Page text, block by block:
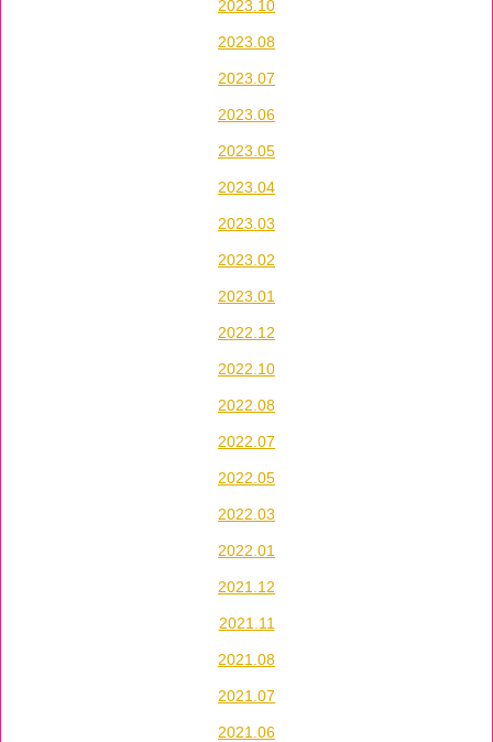
2023.10
2023.08
2023.07
2023.06
2023.05
2023.04
2023.03
2023.02
2023.01
2022.12
2022.10
2022.08
2022.07
2022.05
2022.03
2022.01
2021.12
2021.11
2021.08
2021.07
2021.06